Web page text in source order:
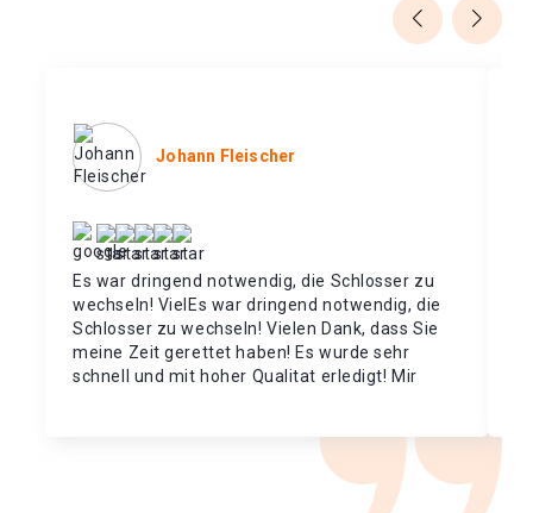
Johann Fleischer
Es war dringend notwendig, die Schlosser zu
wechseln! VielEs war dringend notwendig, die
Schlosser zu wechseln! Vielen Dank, dass Sie
meine Zeit gerettet haben! Es wurde sehr
schnell und mit hoher Qualitat erledigt! Mir
Sie meine Zeit gerettet haben! Es wurde sehr
schnell und mit hoher Qualitat erledigt! Mir